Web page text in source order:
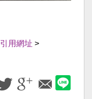
引用網址 >